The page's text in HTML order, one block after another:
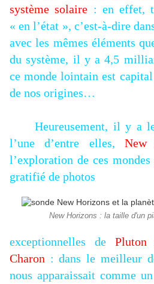
système solaire : en effet,
« en l’état », c’est-à-dire
avec les mêmes éléments
du système, il y a 4,5
ce monde lointain est
de nos origines…
Heureusement, il y a les
l’une d’entre elles,New
l’exploration de ces
gratifié de photos
New Horizons : la taille d'un
exceptionnelles de Pluton
Charon : dans le meilleur
nous apparaissait comme